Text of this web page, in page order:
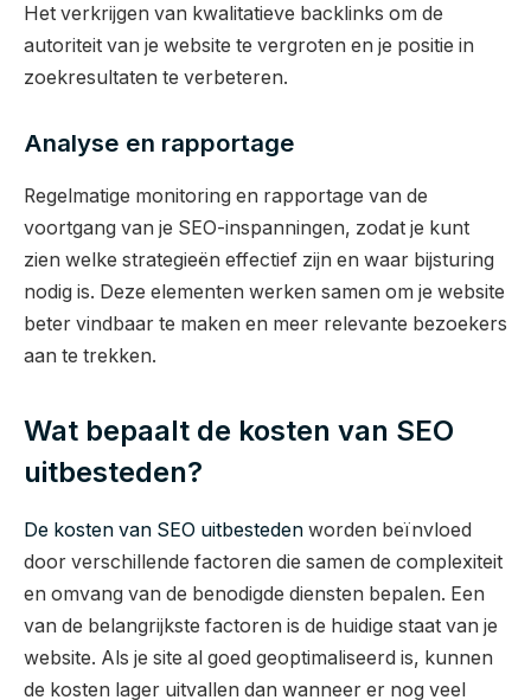
Het verkrijgen van kwalitatieve backlinks om de
autoriteit van je website te vergroten en je positie in
zoekresultaten te verbeteren.
Analyse en rapportage
Regelmatige monitoring en rapportage van de
voortgang van je SEO-inspanningen, zodat je kunt
zien welke strategieën effectief zijn en waar bijsturing
nodig is. Deze elementen werken samen om je website
beter vindbaar te maken en meer relevante bezoekers
aan te trekken.
Wat bepaalt de kosten van SEO
uitbesteden?
De kosten van SEO uitbesteden worden beïnvloed
door verschillende factoren die samen de complexiteit
en omvang van de benodigde diensten bepalen. Een
van de belangrijkste factoren is de huidige staat van je
website. Als je site al goed geoptimaliseerd is, kunnen
de kosten lager uitvallen dan wanneer er nog veel